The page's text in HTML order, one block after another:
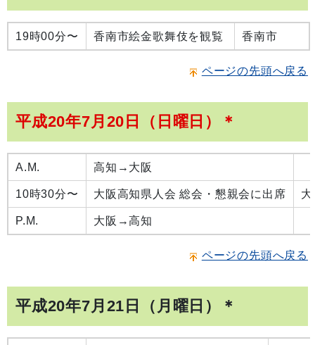
19時00分〜 香南市絵金歌舞伎を観覧 香南市
ページの先頭へ戻る
平成20年7月20日（日曜日）＊
A.M. 高知→大阪
10時30分〜 大阪高知県人会 総会・懇親会に出席
P.M. 大阪→高知
ページの先頭へ戻る
平成20年7月21日（月曜日）＊